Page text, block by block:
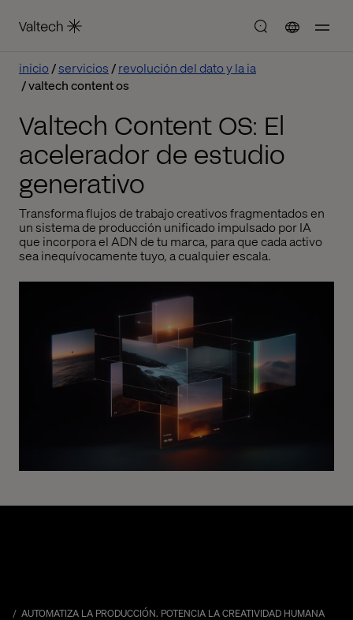
inicio servicios
revolución del dato y la ia
valtech content os
Valtech Content OS: El
acelerador de estudio
generativo
Transforma flujos de trabajo creativos fragmentados en
un sistema de producción unificado impulsado por IA
que incorpora el ADN de tu marca, para que cada activo
sea inequívocamente tuyo, a cualquier escala.
AUTOMATIZA LA PRODUCCIÓN. POTENCIA LA CREATIVIDAD HUMANA